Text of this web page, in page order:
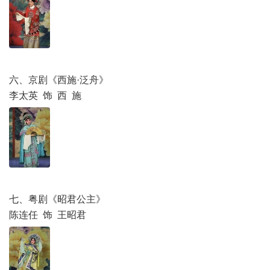
六、京剧《西施·泛舟》
李太英 饰 西 施
七、粤剧《昭君公主》
陈连任 饰 王昭君